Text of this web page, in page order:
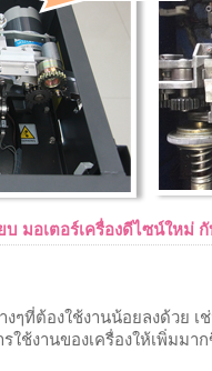
บ มอเตอร์เครื่องดีไซน์ใหม่
ๆที่ต้องใช้งานน้อยลงด้วย เ
ใช้งานของเครื่องให้เพิ่มมา